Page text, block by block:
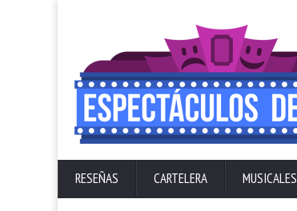
RESEÑAS CARTELERA MUSICALES